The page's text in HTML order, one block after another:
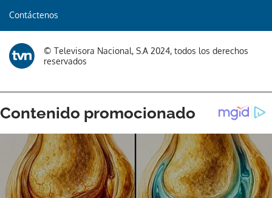
Gracias por suscribirte a nuestro boletín.
Contáctenos
© Televisora Nacional, S.A 2024, todos los derechos
reservados